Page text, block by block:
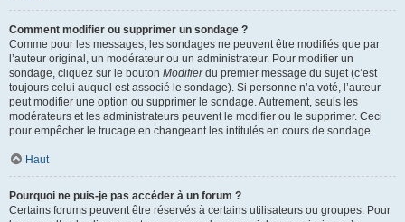
Comment modifier ou supprimer un sondage ?
Comme pour les messages, les sondages ne peuvent être modifiés que par
l’auteur original, un modérateur ou un administrateur. Pour modifier un
sondage, cliquez sur le bouton Modifierdu premier message du sujet (c’est
toujours celui auquel est associé le sondage). Si personne n’a voté, l’auteur
peut modifier une option ou supprimer le sondage. Autrement, seuls les
modérateurs et les administrateurs peuvent le modifier ou le supprimer. Ceci
pour empêcher le trucage en changeant les intitulés en cours de sondage.
Haut
Pourquoi ne puis-je pas accéder à un forum ?
Certains forums peuvent être réservés à certains utilisateurs ou groupes. Pour